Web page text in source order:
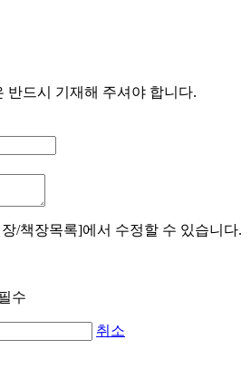
반드시 기재해 주셔야 합니다.
/책장목록]에서 수정할 수 있습니다.
취소